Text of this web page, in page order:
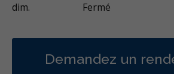
dim.
Fermé
Demandez un